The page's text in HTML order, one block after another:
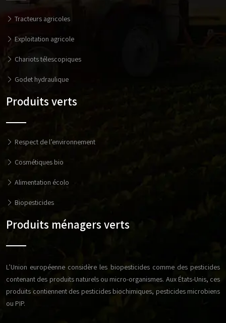
Tracteurs agricoles
Exploitation agricole
Chariots télescopiques
Godet hydraulique
Produits verts
Respect de l’environnement
Cosmétiques bio
Alimentation écolo
Biopesticides
Produits ménagers verts
L’Union européenne considère les biopesticides comme des pesticides
contenant des produits naturels ou micro-organismes. Aux États-Unis, ces
produits contiennent des pesticides biochimiques, pesticides microbiens
ou PIP.